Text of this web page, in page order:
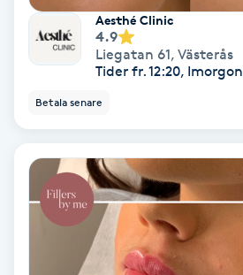
Naglar borttagning
Naprapati
Navelpiercing
NBE-massage
Aesthé Clinic
4.9
Liegatan 61, Västerås
Tider fr. 12:20, Imorgon
Betala senare